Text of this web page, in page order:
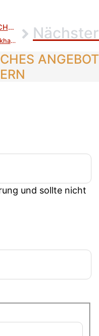
NÄCHSTER
Blockhaus Normandie Nächster
ANGEBOT
und sollte nicht